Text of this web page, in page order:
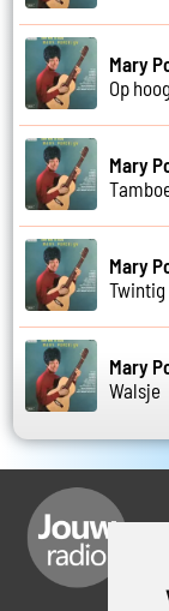
Mary
Op
Mary
Mary
Mary
Walsje